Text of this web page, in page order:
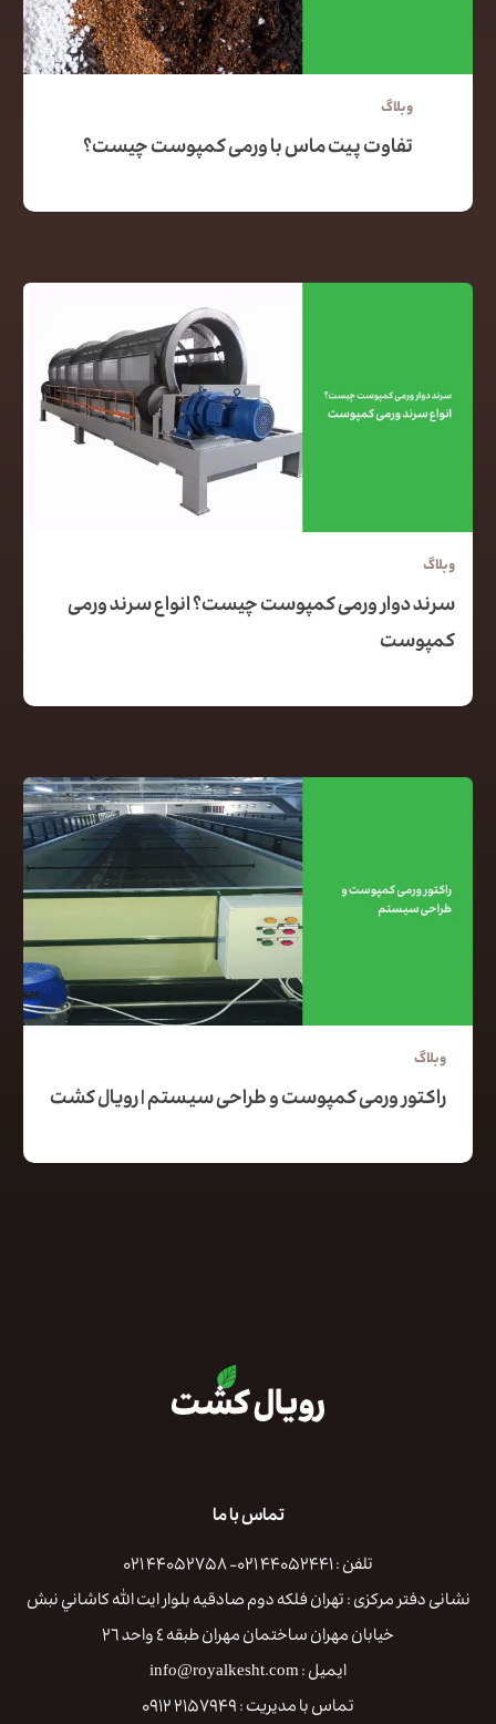
وبلاگ
تفاوت پیت ماس با ورمی کمپوست چیست؟
وبلاگ
سرند دوار ورمی کمپوست چیست؟ انواع سرند ورمی
کمپوست
وبلاگ
راکتور ورمی کمپوست و طراحی سیستم | رویال کشت
تماس با ما
تلفن : ۴۴۰۵۲۴۴۱ ۰۲۱- ۴۴۰۵۲۷۵۸ ۰۲۱
نشانی دفتر مرکزی : تهران فلكه دوم صادقيه بلوار ايت الله كاشاني نبش
خيابان مهران ساختمان مهران طبقه ٤ واحد ٢٦
ایمیل : info@royalkesht.com
تماس با مدیریت : ۲۱۵۷۹۴۹ ۰۹۱۲